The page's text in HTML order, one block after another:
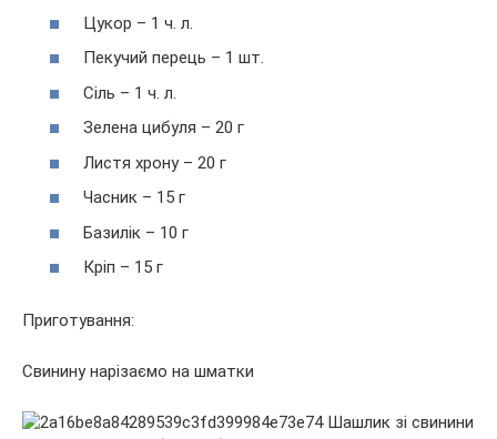
Цукор – 1 ч. л.
Пекучий перець – 1 шт.
Сіль – 1 ч. л.
Зелена цибуля – 20 г
Листя хрону – 20 г
Часник – 15 г
Базилік – 10 г
Кріп – 15 г
Приготування:
Свинину нарізаємо на шматки